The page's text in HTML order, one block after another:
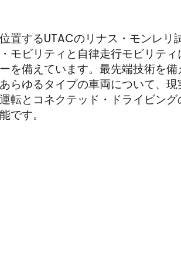
置するUTACのリナス・モンレリ
モビリティと自律走行モビリティ
を備えています。最先端技術を
らゆるタイプの車両について、現
転とコネクテッド・ドライビング
です。